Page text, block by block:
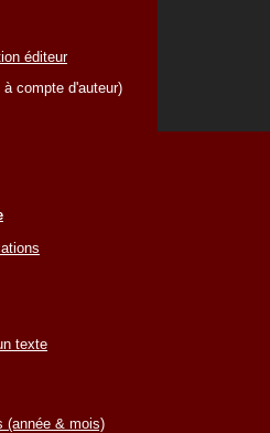
éditeur
à compte d'auteur)
texte
(année & mois)